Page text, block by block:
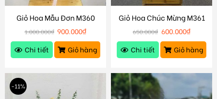
Giỏ Hoa Mẫu Đơn M360
1.000.000₫ 900.000₫
Chi tiết
Giỏ hàng
Giỏ Hoa Chúc Mừng M361
650.000₫ 600.000₫
Chi tiết
Giỏ hàng
-11%